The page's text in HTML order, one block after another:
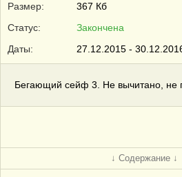
Размер:
367 Кб
Статус:
Закончена
Даты:
27.12.2015 -
Бегающий сейф 3. Не вычитано, не
↓ Содержание ↓